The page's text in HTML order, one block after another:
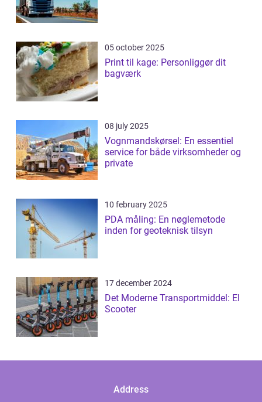
05 october 2025
Print til kage: Personliggør dit
bagværk
08 july 2025
Vognmandskørsel: En essentiel
service for både virksomheder og
private
10 february 2025
PDA måling: En nøglemetode
inden for geoteknisk tilsyn
17 december 2024
Det Moderne Transportmiddel: El
Scooter
Address